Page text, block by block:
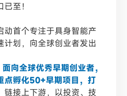
至！
动首个专注于具身智能产
计划，向全球创业者发出
向全球优秀早期创业者，
点孵化50+早期项目，打
链接上下游，以投资、技